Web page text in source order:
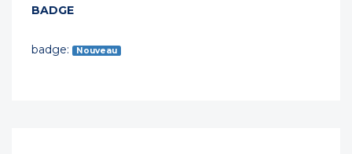
BADGE
badge: Nouveau